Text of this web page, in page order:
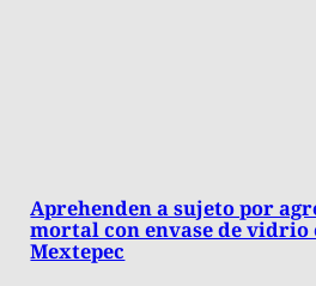
Aprehenden a sujeto por
mortal con envase de vidrio
Mextepec